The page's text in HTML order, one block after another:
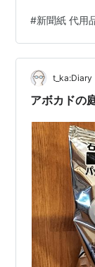
菜保存、生ご
ースが増えて
なる紙や便利
よっては新聞
ば、梱包なら
#新聞紙 代用
t_ka:Diary
アボカドの